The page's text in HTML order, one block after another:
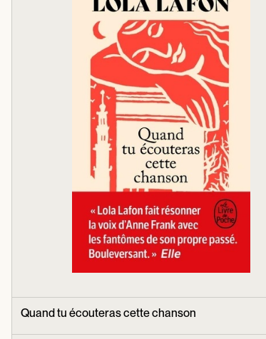
Quand tu écouteras cette chanson